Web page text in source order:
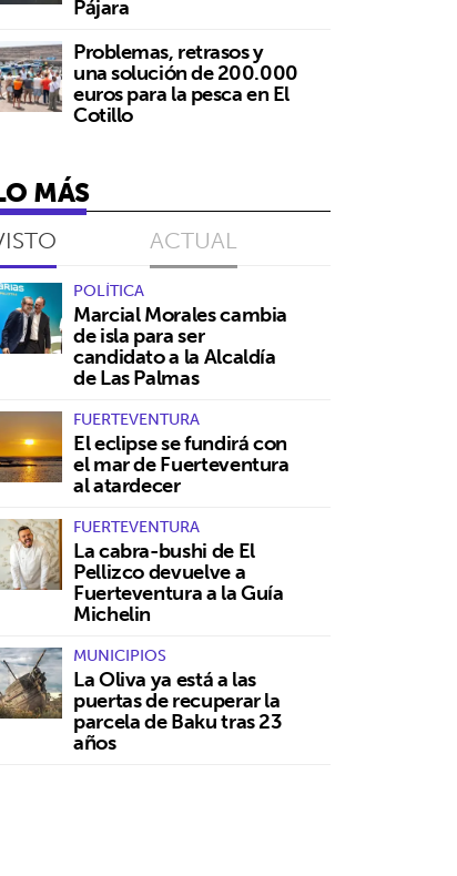
Problemas, retrasos y
una solución de 200.000
euros para la pesca en El
Cotillo
MÁS
ACTUAL
POLÍTICA
Marcial Morales cambia
de isla para ser
candidato a la Alcaldía
de Las Palmas
FUERTEVENTURA
El eclipse se fundirá con
el mar de Fuerteventura
al atardecer
FUERTEVENTURA
La cabra-bushi de El
Pellizco devuelve a
Fuerteventura a la Guía
Michelin
MUNICIPIOS
La Oliva ya está a las
puertas de recuperar la
parcela de Baku tras 23
años